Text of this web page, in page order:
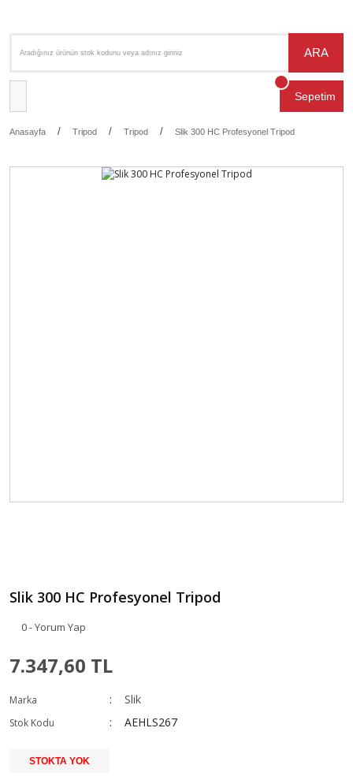
ARA
Sepetim
Anasayfa Tripod Tripod Slik 300 HC Profesyonel Tripod
Slik 300 HC Profesyonel Tripod
0 - Yorum Yap
7.347,60 TL
Marka Slik
Stok Kodu AEHLS267
STOKTA YOK